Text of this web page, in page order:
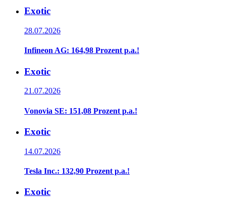
Exotic
28.07.2026
Infineon AG: 164,98 Prozent p.a.!
Exotic
21.07.2026
Vonovia SE: 151,08 Prozent p.a.!
Exotic
14.07.2026
Tesla Inc.: 132,90 Prozent p.a.!
Exotic